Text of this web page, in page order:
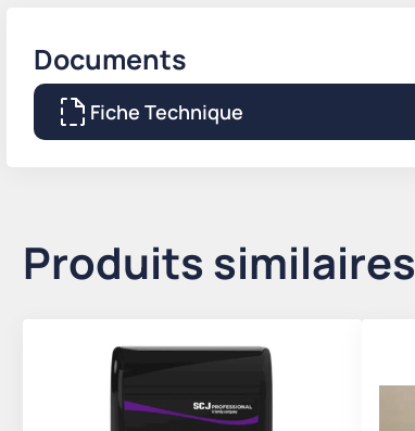
Documents
Fiche Technique
Produits similaires